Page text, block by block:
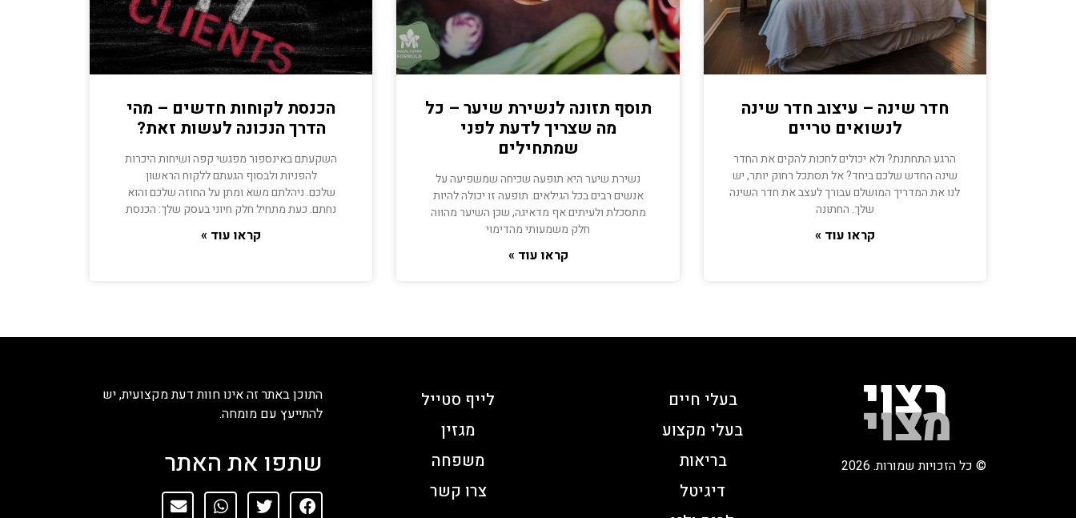
חדר שינה – עיצוב חדר שינה
לנשואים טריים
הרגע התחתנת? ולא יכולים לחכות להקים את החדר
שינה החדש שלכם ביחד? אל תסתכל רחוק יותר, יש
לנו את המדריך המושלם עבורך לעצב את חדר השינה
שלך. החתונה
קראו עוד »
תוסף תזונה לנשירת שיער – כל
מה שצריך לדעת לפני
שמתחילים
נשירת שיער היא תופעה שכיחה שמשפיעה על
אנשים רבים בכל הגילאים. תופעה זו יכולה להיות
מתסכלת ולעיתים אף מדאיגה, שכן השיער מהווה
חלק משמעותי מהדימוי
קראו עוד »
הכנסת לקוחות חדשים – מהי
הדרך הנכונה לעשות זאת?
השקעתם באינספור מפגשי קפה ושיחות היכרות
להפניות ולבסוף הגעתם ללקוח הראשון
שלכם. ניהלתם משא ומתן על החוזה שלכם והוא
נחתם. כעת מתחיל חלק חיוני בעסק שלך: הכנסת
קראו עוד »
© כל הזכויות שמורות. 2026
בעלי חיים
בעלי מקצוע
בריאות
דיגיטל
לייף סטייל
מגזין
משפחה
צרו קשר
התוכן באתר זה אינו חוות דעת מקצועית, יש
להתייעץ עם מומחה.
שתפו את האתר